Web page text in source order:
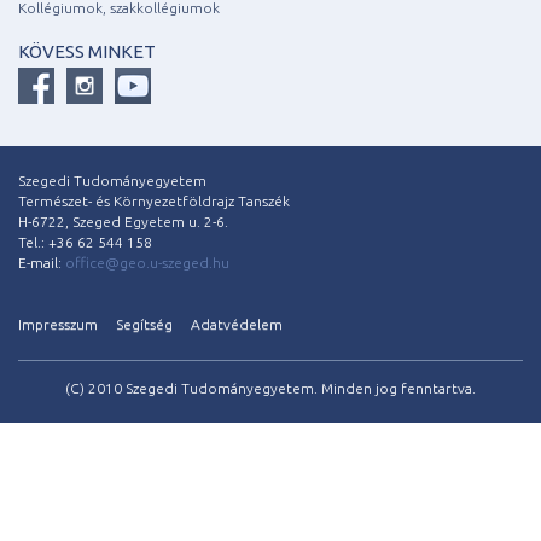
Kollégiumok, szakkollégiumok
KÖVESS MINKET
Szegedi Tudományegyetem
Természet- és Környezetföldrajz Tanszék
H-6722, Szeged Egyetem u. 2-6.
Tel.: +36 62 544 158
E-mail: office@geo.u-szeged.hu
Impresszum Segítség Adatvédelem
(C) 2010 Szegedi Tudományegyetem. Minden jog fenntartva.